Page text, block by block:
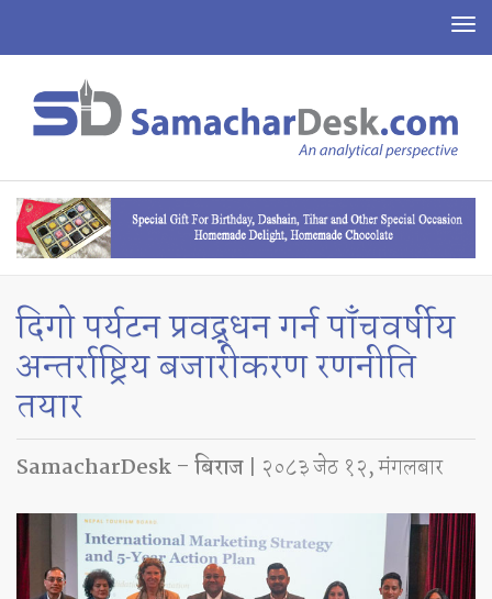
दिगो पर्यटन प्रवद्र्धन गर्न पाँचवर्षीय
अन्तर्राष्ट्रिय बजारीकरण रणनीति
तयार
SamacharDesk – बिराज | २०८३ जेठ १२, मंगलबार